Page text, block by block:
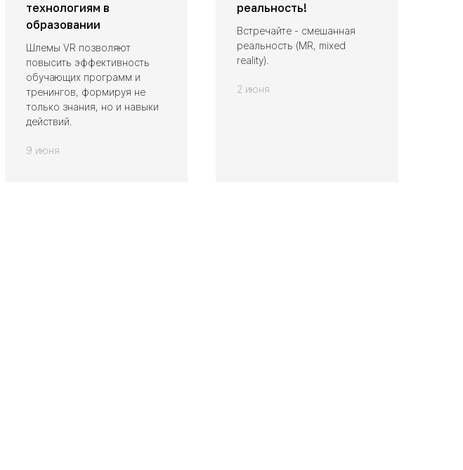
технологиям в
образовании
Шлемы VR позволяют
повысить эффективность
обучающих программ и
тренингов, формируя не
только знания, но и навыки
действий.
9 июня
реальность!
Встречайте - смешанная
реальность (MR, mixed
reality).
2 июня